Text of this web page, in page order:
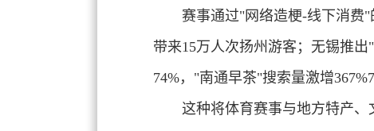
赛事通过"网络造梗-线下消费"
带来15万人次扬州游客；无锡推
74%，"南通早茶"搜索量激增
这种将体育赛事与地方特产、